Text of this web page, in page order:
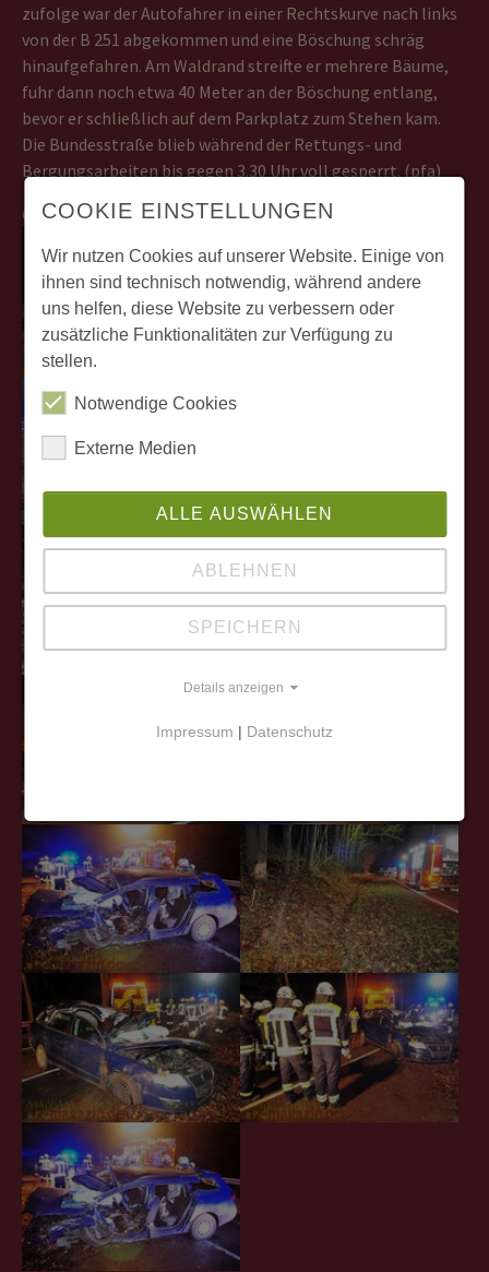
zufolge war der Autofahrer in einer Rechtskurve nach links
von der B 251 abgekommen und eine Böschung schräg
hinaufgefahren. Am Waldrand streifte er mehrere Bäume,
fuhr dann noch etwa 40 Meter an der Böschung entlang,
bevor er schließlich auf dem Parkplatz zum Stehen kam.
Die Bundesstraße blieb während der Rettungs- und
Bergungsarbeiten bis gegen 3.30 Uhr voll gesperrt. (pfa)
©112 Magazin
COOKIE EINSTELLUNGEN
Wir nutzen Cookies auf unserer Website. Einige von
ihnen sind technisch notwendig, während andere
uns helfen, diese Website zu verbessern oder
zusätzliche Funktionalitäten zur Verfügung zu
stellen.
Notwendige Cookies
Externe Medien
ALLE AUSWÄHLEN
ABLEHNEN
SPEICHERN
Details anzeigen
Impressum | Datenschutz